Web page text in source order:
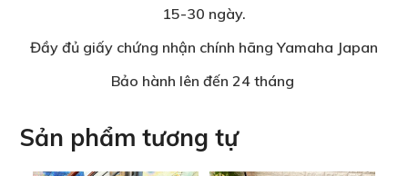
15-30 ngày.
Đầy đủ giấy chứng nhận chính hãng Yamaha Japan
Bảo hành lên đến 24 tháng
Sản phẩm tương tự